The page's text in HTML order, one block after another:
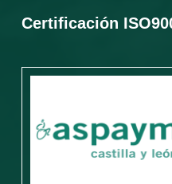
Certificación